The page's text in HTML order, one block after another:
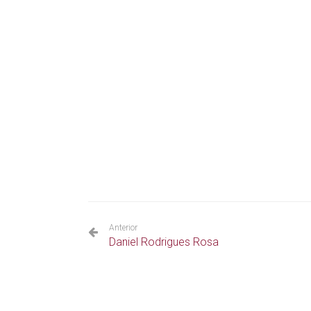
Anterior
Daniel Rodrigues Rosa